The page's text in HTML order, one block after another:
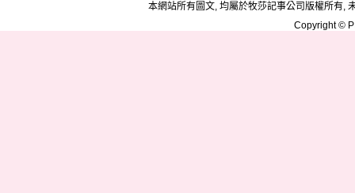
本網站所有圖文, 均屬於牧莎記事公司版權所有,
Copyright ©